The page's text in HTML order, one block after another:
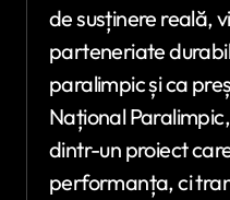
de susținere reală,
parteneriate
paralimpic și ca
Național
dintr-un proiect
performanța, ci